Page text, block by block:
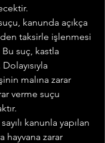
kanunda açıkça
taksirle işlenmesi
suç, kastla
malına zarar
verme suçu
kanunla yapılan
hayvana zarar